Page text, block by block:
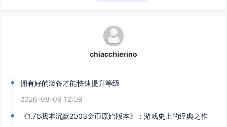
chiacchierino
拥有好的装备才能快速提升等级
2026-08-09 12:09
《1.76我本沉默2003金币原始版本》：游戏史上的经典之作